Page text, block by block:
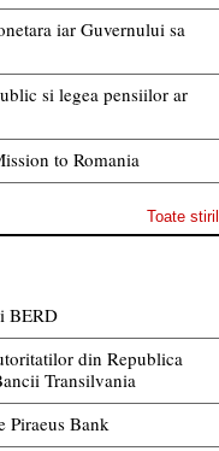
iar Guvernului sa
si legea pensiilor ar
to Romania
Toate
BERD
din Republica
Transilvania
Piraeus Bank